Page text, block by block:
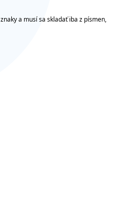
a musí sa skladať iba z písmen,